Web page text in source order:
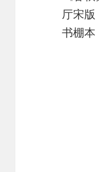
厅宋
书棚本